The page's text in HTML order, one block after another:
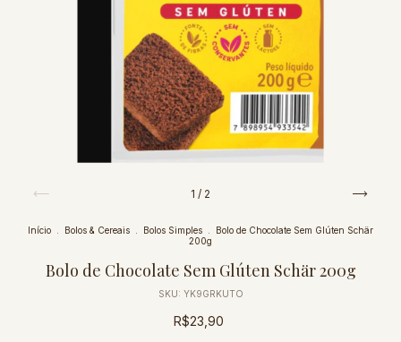
1 / 2
Início . Bolos & Cereais . Bolos Simples .
Bolo de Chocolate Sem Glúten Schär
200g
Bolo de Chocolate Sem Glúten Schär 200g
SKU: YK9GRKUTO
R$23,90